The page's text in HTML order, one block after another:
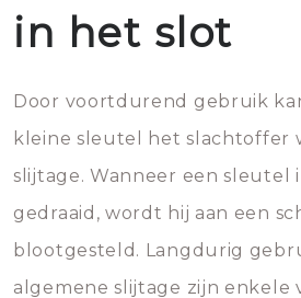
in het slot
Door voortdurend gebruik
kleine sleutel het slachtoffer
slijtage. Wanneer een sleutel
gedraaid, wordt hij aan een
blootgesteld. Langdurig
algemene slijtage zijn enkele